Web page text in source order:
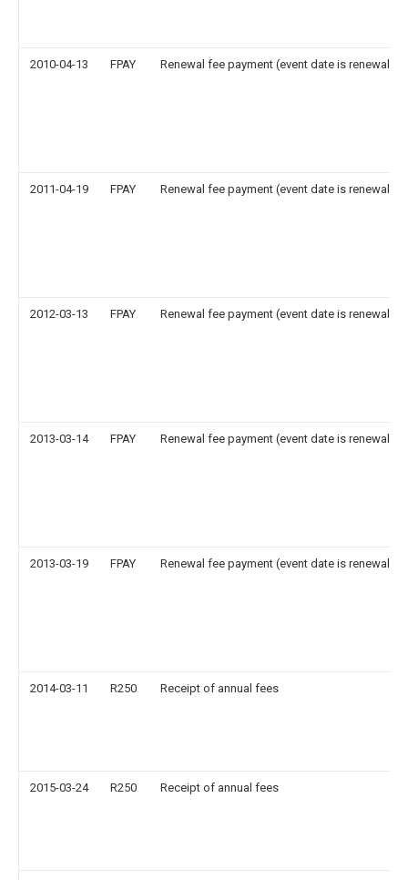
2010-04-13 FPAY Renewal fee payment (event date is renewal
2011-04-19 FPAY Renewal fee payment (event date is renewal
2012-03-13 FPAY Renewal fee payment (event date is renewal
2013-03-14 FPAY Renewal fee payment (event date is renewal
2013-03-19 FPAY Renewal fee payment (event date is renewal
2014-03-11 R250 Receipt of annual fees
2015-03-24 R250 Receipt of annual fees